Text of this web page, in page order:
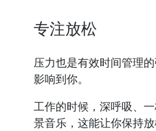
专注放松
压力也是有效时间管理
影响到你。
工作的时候，深呼吸、
景音乐，这能让你保持放